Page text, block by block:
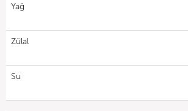
Yağ
Zülal
Su